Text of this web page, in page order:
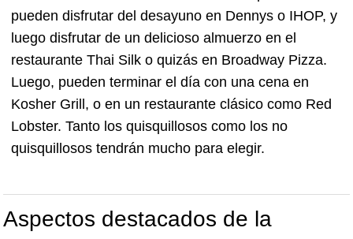
pueden disfrutar del desayuno en Dennys o IHOP, y
luego disfrutar de un delicioso almuerzo en el
restaurante Thai Silk o quizás en Broadway Pizza.
Luego, pueden terminar el día con una cena en
Kosher Grill, o en un restaurante clásico como Red
Lobster. Tanto los quisquillosos como los no
quisquillosos tendrán mucho para elegir.
Aspectos destacados de la